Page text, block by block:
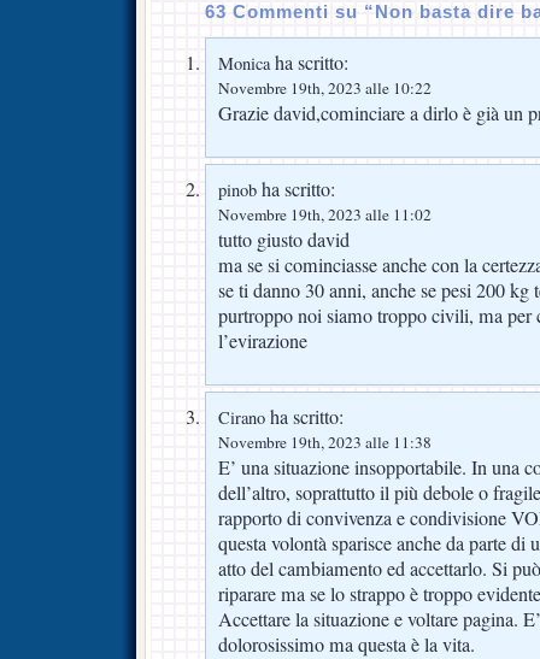
63 Commenti su “Non basta dire
Monicaha scritto:
Novembre 19th, 2023 alle 10:22
Grazie david,cominciare a dirlo è già un
pinob ha scritto:
Novembre 19th, 2023 alle 11:02
tutto giusto david
ma se si cominciasse anche con la
se ti danno 30 anni, anche se pesi 200
purtroppo noi siamo troppo civili, ma per
l’evirazione
Cirano ha scritto:
Novembre 19th, 2023 alle 11:38
E’ una situazione insopportabile. In una
dell’altro, soprattutto il più debole o
rapporto di convivenza e condivisione
questa volontà sparisce anche da parte di
atto del cambiamento ed accettarlo. Si
riparare ma se lo strappo è troppo
Accettare la situazione e voltare pagina.
dolorosissimo ma questa è la vita.